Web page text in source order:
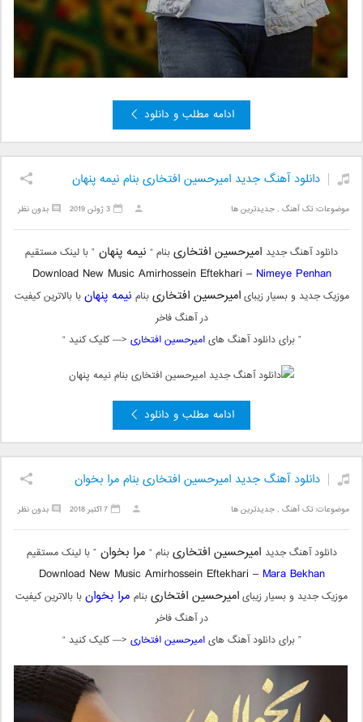
ادامه مطلب و دانلود
دانلود آهنگ جدید امیرحسین افتخاری بنام نیمه پنهان
موضوعات:تک آهنگ ,جدیدترین ها بدون نظر 3 ژوئن 2019
دانلود آهنگ جدید امیرحسین افتخاریبنام “ نیمه پنهان ” با لینک مستقیم
Download New Music Amirhossein Eftekhari – Nimeye Penhan
موزیک جدید و بسیار زیبایامیرحسین افتخاریبنام نیمه پنهانبا بالاترین کیفیت
در آهنگ فاخر
” برای دانلود آهنگ هایامیرحسین افتخاری <— کلیک کنید “
ادامه مطلب و دانلود
دانلود آهنگ جدید امیرحسین افتخاری بنام مرا بخوان
موضوعات:تک آهنگ ,جدیدترین ها بدون نظر 7 اکتبر 2018
دانلود آهنگ جدید امیرحسین افتخاریبنام “ مرا بخوان” با لینک مستقیم
Download New Music Amirhossein Eftekhari – Mara Bekhan
موزیک جدید و بسیار زیبایامیرحسین افتخاریبنام مرا بخوانبا بالاترین کیفیت
در آهنگ فاخر
” برای دانلود آهنگ هایامیرحسین افتخاری <— کلیک کنید “